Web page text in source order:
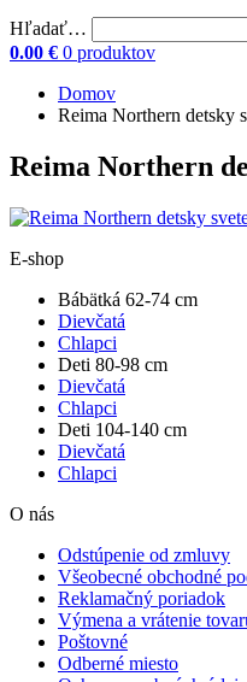
Hľadať…
0.00 € 0 produktov
Domov
Reima Northern detsky
Reima Northern
E-shop
Bábätká 62-74 cm
Dievčatá
Chlapci
Deti 80-98 cm
Dievčatá
Chlapci
Deti 104-140 cm
Dievčatá
Chlapci
O nás
Odstúpenie od zmluvy
Všeobecné obchodné
Reklamačný poriadok
Výmena a vrátenie
Poštovné
Odberné miesto